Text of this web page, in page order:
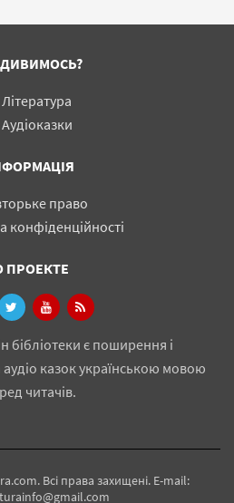
Література
Аудіоказки
право
конфіденційності
ПРОЕКТЕ
бібліотеки є поширення і
казок українською мовою
читачів.
Всі права захищені. E-mail: